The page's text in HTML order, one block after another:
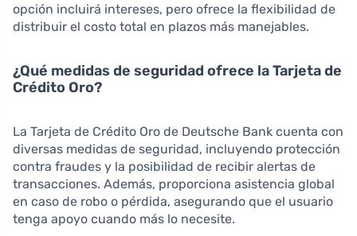
opción incluirá intereses, pero ofrece la flexibilidad de
distribuir el costo total en plazos más manejables.
¿Qué medidas de seguridad ofrece la Tarjeta de
Crédito Oro?
La Tarjeta de Crédito Oro de Deutsche Bank cuenta con
diversas medidas de seguridad, incluyendo protección
contra fraudes y la posibilidad de recibir alertas de
transacciones. Además, proporciona asistencia global
en caso de robo o pérdida, asegurando que el usuario
tenga apoyo cuando más lo necesite.